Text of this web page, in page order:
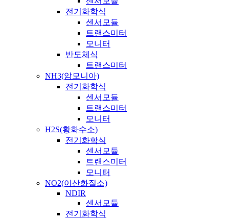
전기화학식
센서모듈
트랜스미터
모니터
반도체식
트랜스미터
NH3(암모니아)
전기화학식
센서모듈
트랜스미터
모니터
H2S(황화수소)
전기화학식
센서모듈
트랜스미터
모니터
NO2(이산화질소)
NDIR
센서모듈
전기화학식